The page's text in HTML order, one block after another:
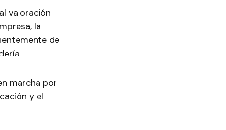
valoración
la
de
marcha por
y el